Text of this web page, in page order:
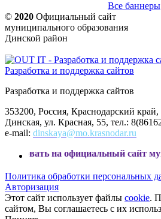
Все баннеры
© 2020 Официальный сайт
муниципального образования
Динской район
Разработка и поддержка сайтов
Разработка и поддержка сайтов
353200, Россия, Краснодарский
Динская, ул. Красная, 55, тел.:
e-mail: dinskaya@mo.krasnodar.ru
на официальный сайт
Политика обработки персональных
Авторизация
Этот сайт использует файлы cookie.
сайтом, Вы соглашаетесь с их